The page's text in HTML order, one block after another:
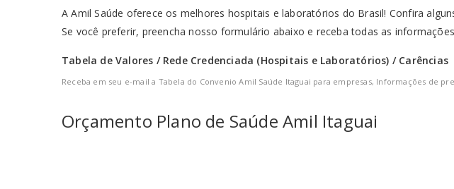
A Amil Saúde oferece os melhores hospitais e laboratórios do Brasil! Confira
Se você preferir, preencha nosso formulário abaixo e receba todas as
Tabela de Valores / Rede Credenciada (Hospitais e Laboratórios) / Carências
Receba em seu e-mail a Tabela do Convenio Amil Saúde Itaguai para empresas, Informações de
Orçamento Plano de Saúde Amil Itaguai